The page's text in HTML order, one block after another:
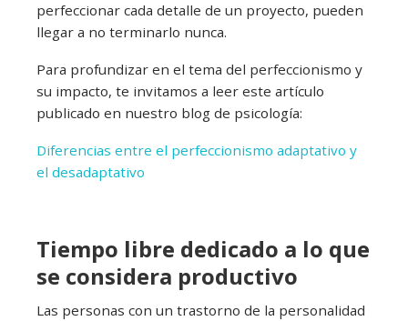
perfeccionar cada detalle de un proyecto, pueden
llegar a no terminarlo nunca.
Para profundizar en el tema del perfeccionismo y
su impacto, te invitamos a leer este artículo
publicado en nuestro blog de psicología:
Diferencias entre el perfeccionismo adaptativo y
el desadaptativo
Tiempo libre dedicado a lo que
se considera productivo
Las personas con un trastorno de la personalidad